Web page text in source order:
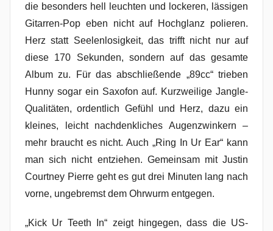
die besonders hell leuchten und lockeren, lässigen
Gitarren-Pop eben nicht auf Hochglanz polieren.
Herz statt Seelenlosigkeit, das trifft nicht nur auf
diese 170 Sekunden, sondern auf das gesamte
Album zu. Für das abschließende „89cc“ trieben
Hunny sogar ein Saxofon auf. Kurzweilige Jangle-
Qualitäten, ordentlich Gefühl und Herz, dazu ein
kleines, leicht nachdenkliches Augenzwinkern –
mehr braucht es nicht. Auch „Ring In Ur Ear“ kann
man sich nicht entziehen. Gemeinsam mit Justin
Courtney Pierre geht es gut drei Minuten lang nach
vorne, ungebremst dem Ohrwurm entgegen.
„Kick Ur Teeth In“ zeigt hingegen, dass die US-